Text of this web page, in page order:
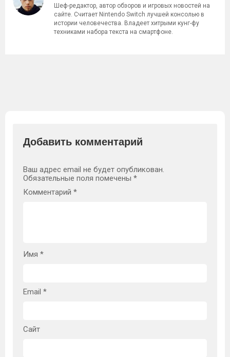
Шеф-редактор, автор обзоров и игровых новостей на
сайте. Считает Nintendo Switch лучшей консолью в
истории человечества. Владеет хитрыми кунг-фу
техниками набора текста на смартфоне.
Добавить комментарий
Ваш адрес email не будет опубликован.
Обязательные поля помечены *
Комментарий *
Имя *
Email *
Сайт